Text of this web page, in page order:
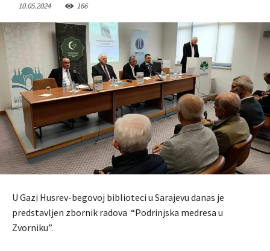
10.05.2024 166
U Gazi Husrev-begovoj biblioteci u Sarajevu danas je
predstavljen zbornik radova “Podrinjska medresa u
Zvorniku”.